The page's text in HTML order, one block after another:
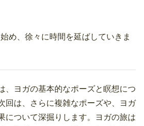
め、徐々に時間を延ばしていきま
、ヨガの基本的なポーズと瞑想につ
回は、さらに複雑なポーズや、ヨガ
について深掘りします。ヨガの旅は